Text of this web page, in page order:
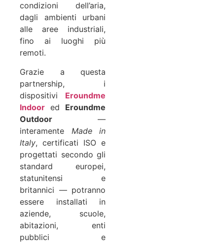
condizioni dell’aria,
dagli ambienti urbani
alle aree industriali,
fino ai luoghi più
remoti.
Grazie a questa
partnership, i
dispositivi Eroundme
Indoor ed Eroundme
Outdoor —
interamente Made in
Italy, certificati ISO e
progettati secondo gli
standard europei,
statunitensi e
britannici — potranno
essere installati in
aziende, scuole,
abitazioni, enti
pubblici e